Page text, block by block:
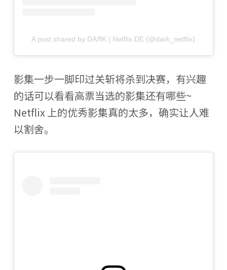
A post shared by DAЯK | Netflix DE (@dark_netflix)
影集一步一脚印过关斩将杀到决赛，有兴趣
的话可以看看高票当选的影集还有哪些~
Netflix 上的优秀影集真的太多，确实让人难
以割舍。